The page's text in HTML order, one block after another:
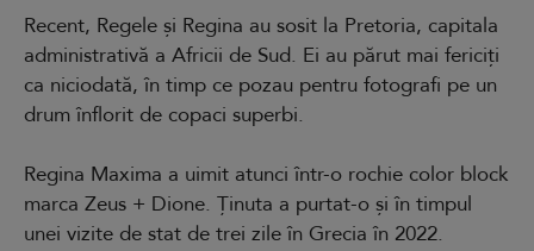
Recent, Regele și Regina au sosit la Pretoria, capitala
administrativă a Africii de Sud. Ei au părut mai fericiți
ca niciodată, în timp ce pozau pentru fotografi pe un
drum înflorit de copaci superbi.
Regina Maxima a uimit atunci într-o rochie color block
marca Zeus + Dione. Ținuta a purtat-o și în timpul
unei vizite de stat de trei zile în Grecia în 2022.